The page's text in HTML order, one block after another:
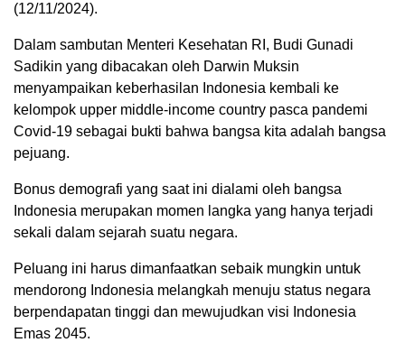
(12/11/2024).
Dalam sambutan Menteri Kesehatan RI, Budi Gunadi
Sadikin yang dibacakan oleh Darwin Muksin
menyampaikan keberhasilan Indonesia kembali ke
kelompok upper middle-income country pasca pandemi
Covid-19 sebagai bukti bahwa bangsa kita adalah bangsa
pejuang.
Bonus demografi yang saat ini dialami oleh bangsa
Indonesia merupakan momen langka yang hanya terjadi
sekali dalam sejarah suatu negara.
Peluang ini harus dimanfaatkan sebaik mungkin untuk
mendorong Indonesia melangkah menuju status negara
berpendapatan tinggi dan mewujudkan visi Indonesia
Emas 2045.